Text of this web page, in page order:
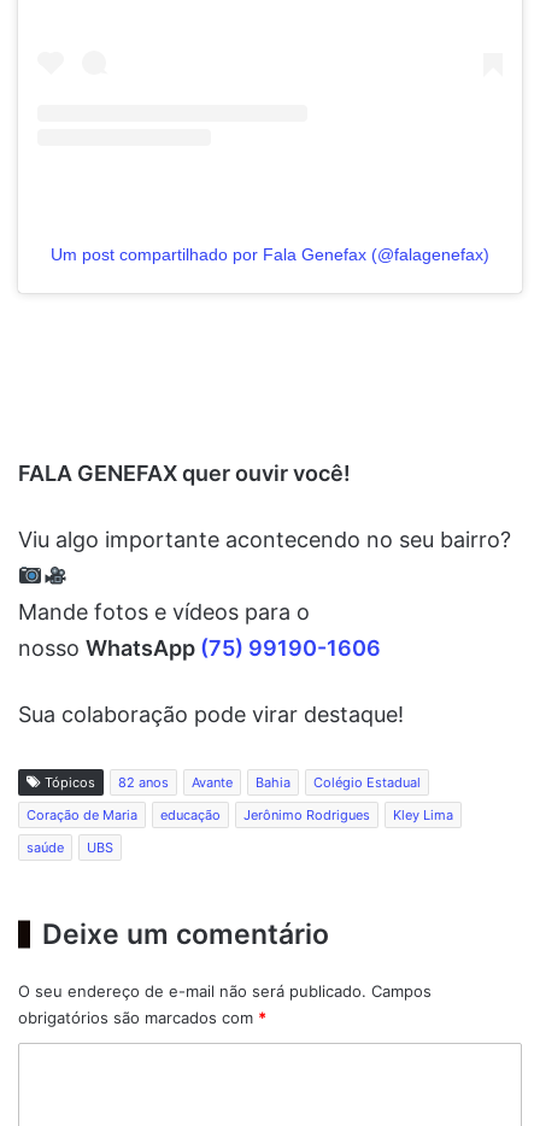
Um post compartilhado por Fala Genefax (@falagenefax)
FALA GENEFAX quer ouvir você!
Viu algo importante acontecendo no seu bairro?
Mande fotos e vídeos para o
nosso WhatsApp (75) 99190-1606
Sua colaboração pode virar destaque!
Tópicos 82 anos Avante Bahia
Colégio Estadual
Coração de Maria
educação Jerônimo Rodrigues
Kley Lima
saúde
UBS
Deixe um comentário
O seu endereço de e-mail não será publicado. Campos
obrigatórios são marcados com *